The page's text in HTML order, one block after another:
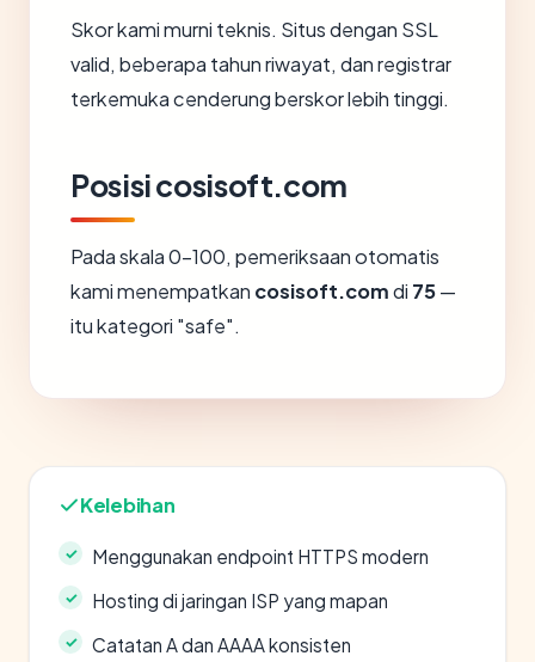
Skor kami murni teknis. Situs dengan SSL
valid, beberapa tahun riwayat, dan registrar
terkemuka cenderung berskor lebih tinggi.
Posisi cosisoft.com
Pada skala 0-100, pemeriksaan otomatis
kami menempatkan cosisoft.comdi 75—
itu kategori "safe".
Kelebihan
Menggunakan endpoint HTTPS modern
Hosting di jaringan ISP yang mapan
Catatan A dan AAAA konsisten